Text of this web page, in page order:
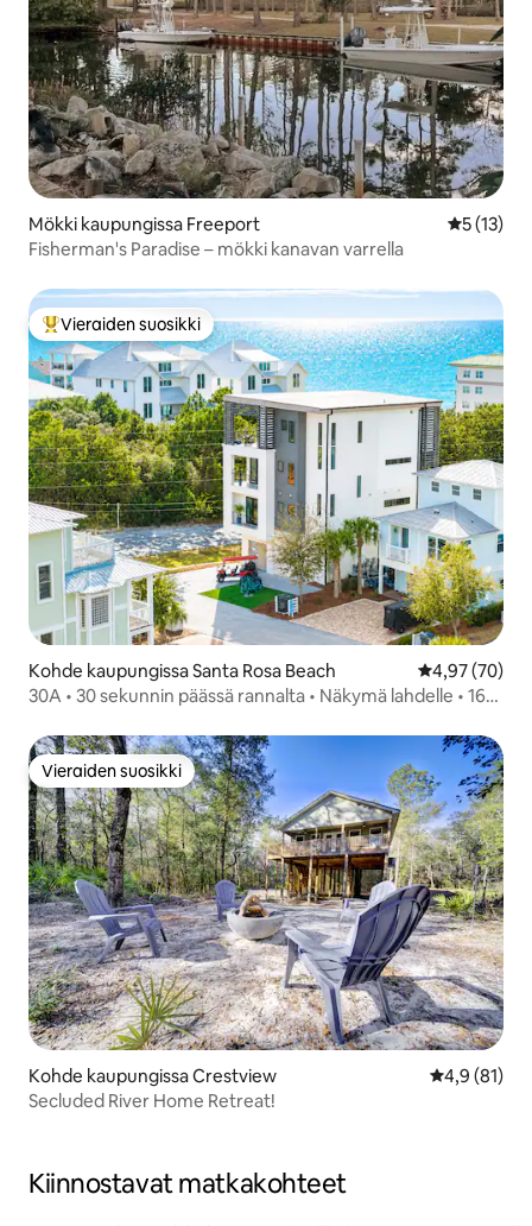
Mökki kaupungissa Freeport
5 (13)
Fisherman's Paradise – mökki kanavan varrella
Vieraiden suosikkien parhaimmistoa
Vieraiden suosikki
Kohde kaupungissa Santa Rosa Beach
4,97 (70)
30A • 30 sekunnin päässä rannalta • Näkymä lahdelle • 16
Vieraiden suosikki
Vieraiden suosikki
Kohde kaupungissa Crestview
4,9 (81)
Secluded River Home Retreat!
Kiinnostavat matkakohteet